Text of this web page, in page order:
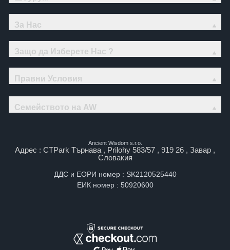
За Нас
Защо да Изберете Нас ?
Правни Условия
Семейството на AW
Ancient Wisdom s.r.o.
Адрес : CTPark Търнава , Prilohy 583/57 , 919 26 , Завар ,
Словакия
ДДС и ЕОРИ номер : SK2120525440
ЕИК номер : 50920600